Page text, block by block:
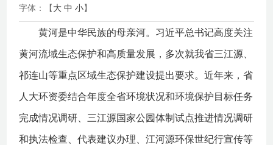
字体：【大 中 小】
黄河是中华民族的母亲河。习近平总书记高度关注
黄河流域生态保护和高质量发展，多次就我省三江源、
祁连山等重点区域生态保护建设提出要求。近年来，省
人大环资委结合年度全省环境状况和环境保护目标任务
完成情况调研、三江源国家公园体制试点推进情况调研
和执法检查、代表建议办理、江河源环保世纪行宣传等